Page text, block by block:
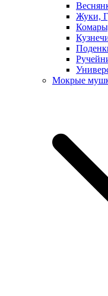
Жуки,
Мокрые